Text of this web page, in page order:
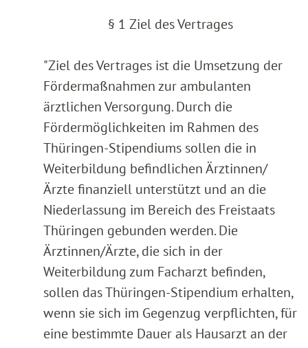
§ 1 Ziel des Vertrages
"Ziel des Vertrages ist die Umsetzung der
Fördermaßnahmen zur ambulanten
ärztlichen Versorgung. Durch die
Fördermöglichkeiten im Rahmen des
Thüringen-Stipendiums sollen die in
Weiterbildung befindlichen Ärztinnen/
Ärzte finanziell unterstützt und an die
Niederlassung im Bereich des Freistaats
Thüringen gebunden werden. Die
Ärztinnen/Ärzte, die sich in der
Weiterbildung zum Facharzt befinden,
sollen das Thüringen-Stipendium erhalten,
wenn sie sich im Gegenzug verpflichten, für
eine bestimmte Dauer als Hausarzt an der